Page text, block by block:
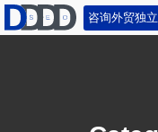
咨询外贸独